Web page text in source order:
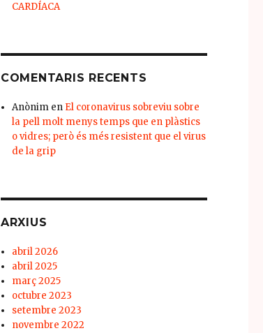
CARDÍACA
COMENTARIS RECENTS
Anònim en El coronavirus sobreviu sobre
la pell molt menys temps que en plàstics
o vidres; però és més resistent que el virus
de la grip
ARXIUS
abril 2026
abril 2025
març 2025
octubre 2023
setembre 2023
novembre 2022